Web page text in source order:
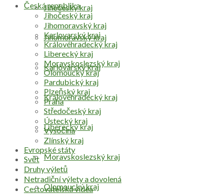
Jihočeský kraj
Jihomoravský kraj
Karlovarský kraj
Královéhradecký kraj
Liberecký kraj
Moravskoslezský kraj
Olomoucký kraj
Česká republika
Jihočeský kraj
Jihomoravský kraj
Karlovarský kraj
Královéhradecký kraj
Liberecký kraj
Moravskoslezský kraj
Olomoucký kraj
Pardubický kraj
Plzeňský kraj
Praha
Středočeský kraj
Ústecký kraj
Vysočina
Zlínský kraj
Evropské státy
Svět
Druhy výletů
Netradiční výlety a dovolená
Cestovatelská videa